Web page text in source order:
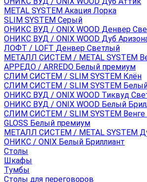
METAL SYSTEM Акация Лорка
SLIM SYSTEM Серый
ОНИКС ВУД / ONIX WOOD Денвер
ОНИКС ВУД / ONIX WOOD Дуб
ЛОФТ / LOFT Денвер Светлый
МЕТАЛЛ СИСТЕМ / METAL SYSTEM
АРРЕДО / ARREDO Белый премиум
СЛИМ СИСТЕМ / SLIM SYSTEM Клён
СЛИМ СИСТЕМ / SLIM SYSTEM
ОНИКС ВУД / ONIX WOOD Тиквуд
ОНИКС ВУД / ONIX WOOD Белый
СЛИМ СИСТЕМ / SLIM SYSTEM Венге
GLOSS Белый премиум
МЕТАЛЛ СИСТЕМ / METAL SYSTEM
ОНИКС / ONIX Белый Бриллиант
Столы
Шкафы
Тумбы
Столы для переговоров